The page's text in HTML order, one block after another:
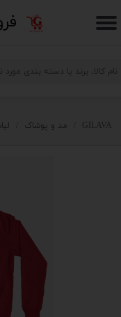
حساب کاربری من
خروج از حساب کاربری
GILAVA مد و پوشاک